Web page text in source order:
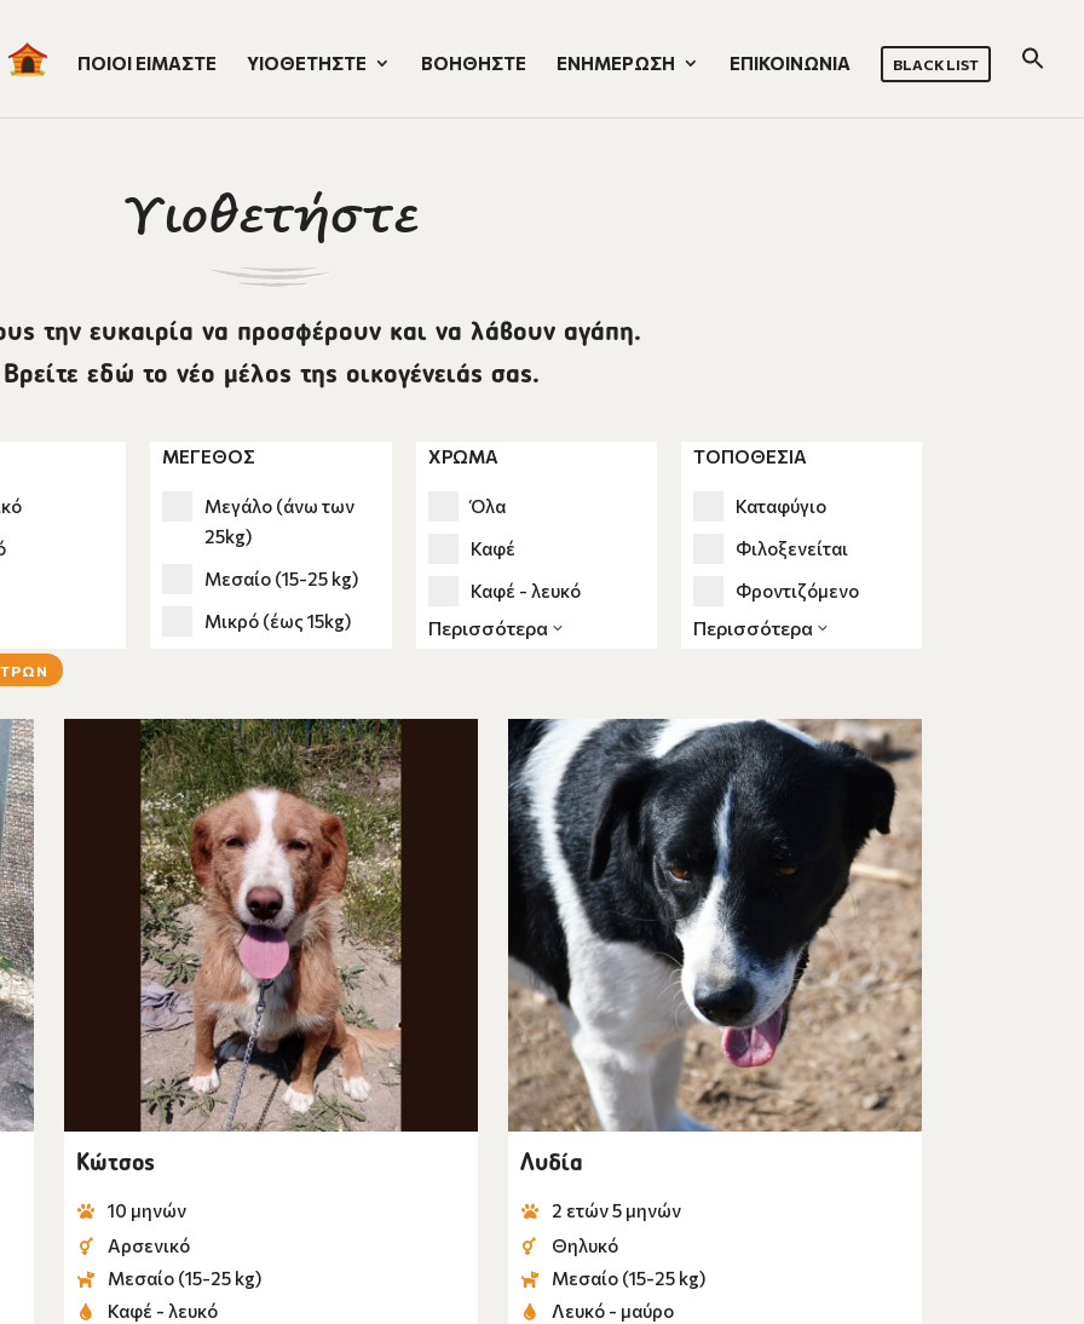
ΠΟΙΟΙ ΕΙΜΑΣΤΕ ΥΙΟΘΕΤΗΣΤΕ ΒΟΗΘΗΣΤΕ ΕΝΗΜΕΡΩΣΗ ΕΠΙΚΟΙΝΩΝΙΑ BLACK LIST
Υιοθετήστε
την ευκαιρία να προσφέρουν και να λάβουν αγάπη.
Βρείτε εδώ το νέο μέλος της οικογένειάς σας.
ΜΕΓΕΘΟΣ
Μεγάλο (άνω των
25kg)
Μεσαίο (15-25 kg)
Μικρό (έως 15kg)
ΧΡΩΜΑ
Όλα
Καφέ
Καφέ - λευκό
Λευκό
Λευκό - καφέ
Λευκό - μαύρο
Λευκό - μαύρο - γκρι
Λευκό - μαύρο - καφέ
Λευκό - μπεζ
Μαύρο - γκρι
Μαύρο - καφέ
Μαύρο - λευκό
Μαύρο - λευκό - καφέ
Μπεζ - καφέ
Μπεζ - μαύρο
Περισσότερα
ΤΟΠΟΘΕΣΙΑ
Καταφύγιο
Φιλοξενείται
Φροντιζόμενο
Περισσότερα
Κώτσος
10 μηνών
Αρσενικό
Μεσαίο (15-25 kg)
Καφέ - λευκό
Λυδία
2 ετών 5 μηνών
Θηλυκό
Μεσαίο (15-25 kg)
Λευκό - μαύρο